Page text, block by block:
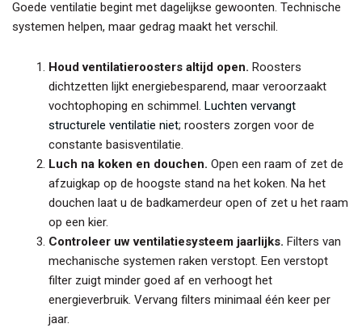
Goede ventilatie begint met dagelijkse gewoonten. Technische
systemen helpen, maar gedrag maakt het verschil.
Houd ventilatieroosters altijd open. Roosters
dichtzetten lijkt energiebesparend, maar veroorzaakt
vochtophoping en schimmel. Luchten vervangt
structurele ventilatie niet; roosters zorgen voor de
constante basisventilatie.
Luch na koken en douchen. Open een raam of zet de
afzuigkap op de hoogste stand na het koken. Na het
douchen laat u de badkamerdeur open of zet u het raam
op een kier.
Controleer uw ventilatiesysteem jaarlijks. Filters van
mechanische systemen raken verstopt. Een verstopt
filter zuigt minder goed af en verhoogt het
energieverbruik. Vervang filters minimaal één keer per
jaar.